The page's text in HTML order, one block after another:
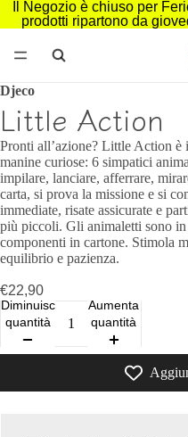
Il Negozio è chiuso per
prodotti ripartono da
Djeco
Little Action
Pronti all’azione? Little Action
manine curiose: 6 simpatici
impilare, lanciare, afferrare,
carta, si prova la missione e si
immediate, risate assicurate e
più piccoli. Gli animaletti sono in
componenti in cartone. Stimola
equilibrio e pazienza.
€22,90
Diminuisci
quantità
Aumenta
quantità